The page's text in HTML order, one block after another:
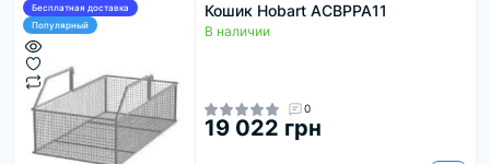
Бесплатная доставка
Популярный
Кошик Hobart ACBPPA11
В наличии
0
19 022 грн